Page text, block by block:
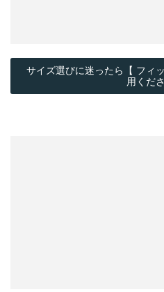
サイズ選びに迷ったら【 フィ
用くだ